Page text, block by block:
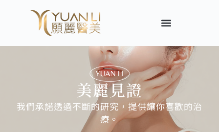
美麗見證
我們承諾透過不斷的研究，提供讓你喜歡的治
療。